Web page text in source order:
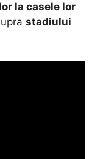
la casele lor
stadiului